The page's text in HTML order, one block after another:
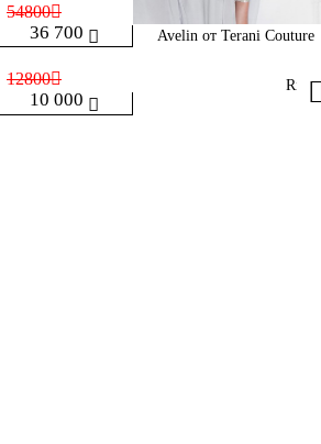
36 700
54800
Avelin от Terani Couture
10 000
12800 Rika